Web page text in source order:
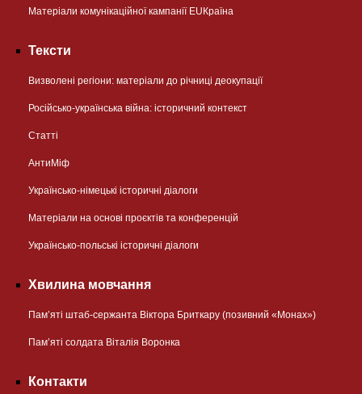
Матеріали комунікаційної кампанії EUКраїна
Тексти
Визволені регіони: матеріали до річниці деокупації
Російсько-українська війна: історичний контекст
Статті
АнтиМіф
Українсько-німецькі історичні діалоги
Матеріали на основі проєктів та конференцій
Українсько-польські історичні діалоги
Хвилина мовчання
Пам’яті штаб-сержанта Віктора Бриткару (позивний «Монах»)
Пам’яті солдата Віталія Воронка
Контакти